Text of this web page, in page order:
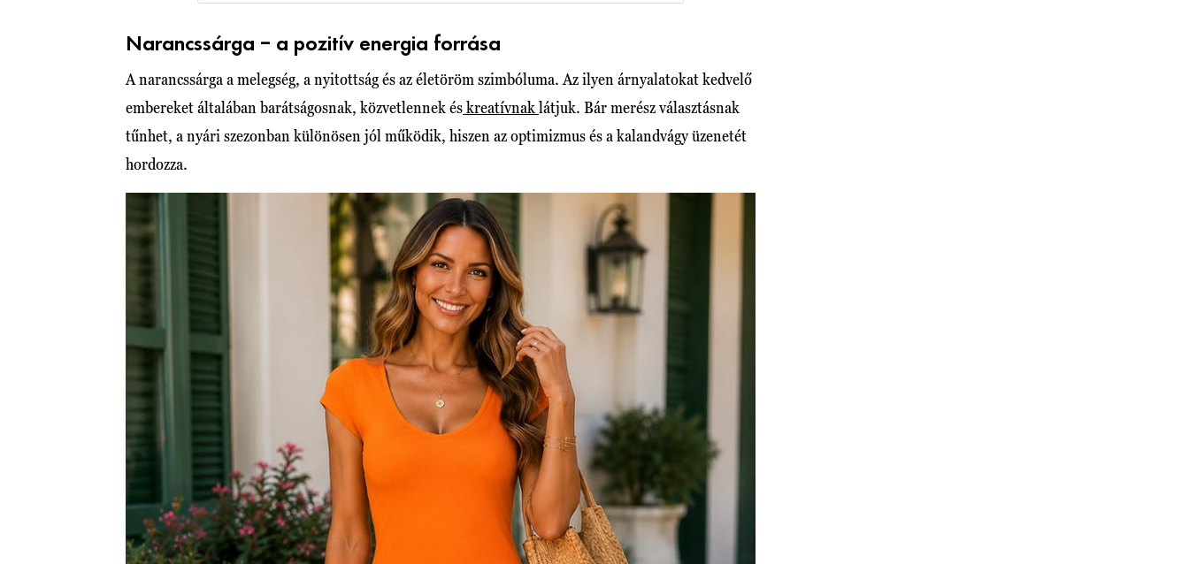
Narancssárga – a pozitív energia forrása
A narancssárga a melegség, a nyitottság és az életöröm szimbóluma. Az ilyen árnyalatokat kedvelő
embereket általában barátságosnak, közvetlennek éskreatívnaklátjuk. Bár merész választásnak
tűnhet, a nyári szezonban különösen jól működik, hiszen az optimizmus és a kalandvágy üzenetét
hordozza.